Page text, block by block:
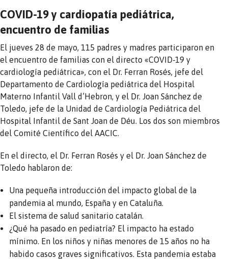
COVID-19 y cardiopatía pediátrica,
encuentro de familias
El jueves 28 de mayo, 115 padres y madres participaron en
el encuentro de familias con el directo «COVID-19 y
cardiología pediátrica», con el Dr. Ferran Rosés, jefe del
Departamento de Cardiología pediátrica del Hospital
Materno Infantil Vall d’Hebron, y el Dr. Joan Sánchez de
Toledo, jefe de la Unidad de Cardiología Pediátrica del
Hospital Infantil de Sant Joan de Déu. Los dos son miembros
del Comité Científico del AACIC.
En el directo, el Dr. Ferran Rosés y el Dr. Joan Sánchez de
Toledo hablaron de:
Una pequeña introducción del impacto global de la
pandemia al mundo, España y en Cataluña.
El sistema de salud sanitario catalán.
¿Qué ha pasado en pediatría? El impacto ha estado
mínimo. En los niños y niñas menores de 15 años no ha
habido casos graves significativos. Esta pandemia estaba